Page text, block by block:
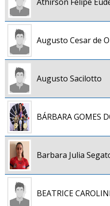
Augusto Cesar de
Augusto Sacilotto
BÁRBARA GOMES
Barbara Julia
BEATRICE